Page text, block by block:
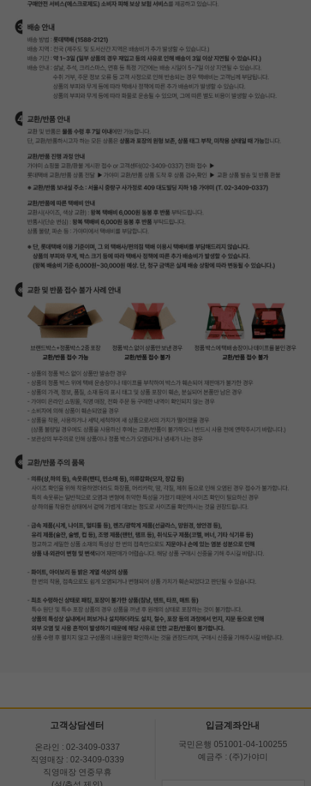
고객상담센터
온라인 : 02-3409-0337
직영매장 : 02-3409-0339
직영매장 연중무휴
입금계좌안내
국민은행 051001-04-100255
예금주 : (주)가야미